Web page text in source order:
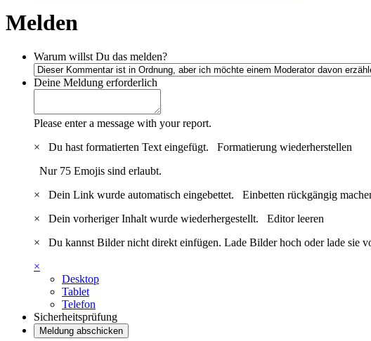
Melden
Warum willst Du das melden?
Deine Meldung erforderlich
Please enter a message with your report.
×
Du hast formatierten Text eingefügt. Formatierung wiederherstellen
Nur 75 Emojis sind erlaubt.
×
Dein Link wurde automatisch eingebettet. Einbetten rückgängig
×
Dein vorheriger Inhalt wurde wiederhergestellt. Editor leeren
×
Du kannst Bilder nicht direkt einfügen. Lade Bilder hoch oder lade sie
×
Desktop
Tablet
Telefon
Sicherheitsprüfung
Meldung abschicken